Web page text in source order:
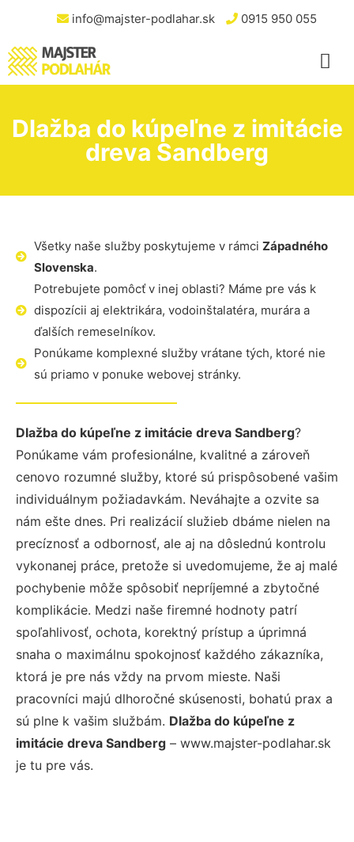
info@majster-podlahar.sk 0915 950 055
Dlažba do kúpeľne z imitácie
dreva Sandberg
Všetky naše služby poskytujeme v rámci Západného
Slovenska.
Potrebujete pomôcť v inej oblasti? Máme pre vás k
dispozícii aj elektrikára, vodoinštalatéra, murára a
ďalších remeselníkov.
Ponúkame komplexné služby vrátane tých, ktoré nie
sú priamo v ponuke webovej stránky.
Dlažba do kúpeľne z imitácie dreva Sandberg?
Ponúkame vám profesionálne, kvalitné a zároveň
cenovo rozumné služby, ktoré sú prispôsobené vašim
individuálnym požiadavkám. Neváhajte a ozvite sa
nám ešte dnes. Pri realizácií služieb dbáme nielen na
precíznosť a odbornosť, ale aj na dôslednú kontrolu
vykonanej práce, pretože si uvedomujeme, že aj malé
pochybenie môže spôsobiť nepríjemné a zbytočné
komplikácie. Medzi naše firemné hodnoty patrí
spoľahlivosť, ochota, korektný prístup a úprimná
snaha o maximálnu spokojnosť každého zákazníka,
ktorá je pre nás vždy na prvom mieste. Naši
pracovníci majú dlhoročné skúsenosti, bohatú prax a
sú plne k vašim službám. Dlažba do kúpeľne z
imitácie dreva Sandberg – www.majster-podlahar.sk
je tu pre vás.